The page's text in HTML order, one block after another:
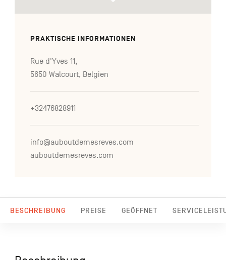
BESCHREIBUNG PREISE GEÖFFNET
PRAKTISCHE INFORMATIONEN
Rue d'Yves 11,
5650 Walcourt, Belgien
+32476828911
info@auboutdemesreves.com
auboutdemesreves.com